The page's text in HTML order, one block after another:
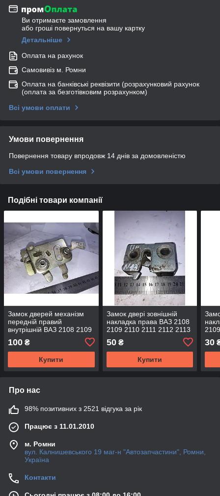
Ви отримаєте замовлення
або гроші повернуться на вашу картку
Детальніше
Оплата на рахунок
Самовивіз м. Ромни
Оплата на банківські реквізити (розрахунковий рахунок
(оплата за безготівковим розрахунком)
Всі умови оплати
Умови повернення
Повернення товару впродовж 14 днів за домовленістю
Всі умови повернення
Подібні товари компанії
Замок дверей механізм
передній правий
внутрішній ВАЗ 2108 2109
2110 2111 2112 2113 2114
2115
100 ₴
Купити
Замок двері зовнішній
накладка права ВАЗ 2108
2109 2110 2111 2112 2113
50₴
Купити
30
Про нас
98% позитивних з 2521 відгука за рік
Працює з 11.01.2010
м. Ромни
вул. Калнишевського 19 маг-н "Автозапчастини", Ромни,
Україна
Контакти